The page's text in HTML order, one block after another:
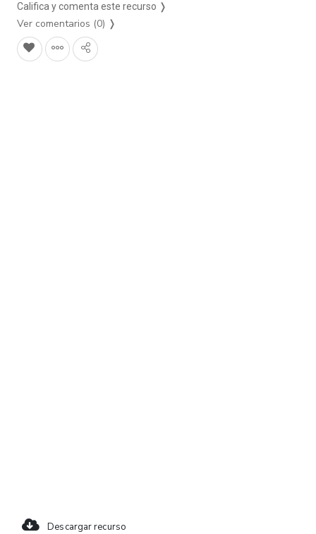
Califica y comenta este recurso ❭
Ver comentarios (0) ❭
Descargar recurso